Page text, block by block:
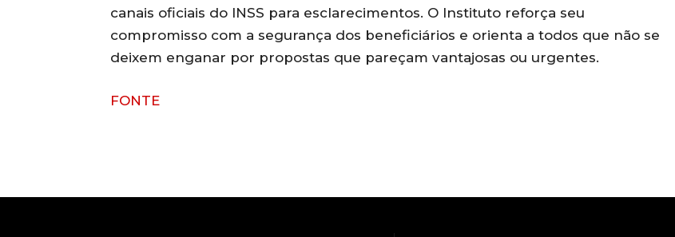
canais oficiais do INSS para esclarecimentos. O Instituto reforça seu
compromisso com a segurança dos beneficiários e orienta a todos que não se
deixem enganar por propostas que pareçam vantajosas ou urgentes.
FONTE